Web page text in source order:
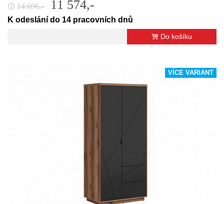
🛈 14 696,- 11 574,-
K odeslání do 14 pracovních dnů
Do košíku
VÍCE VARIANT